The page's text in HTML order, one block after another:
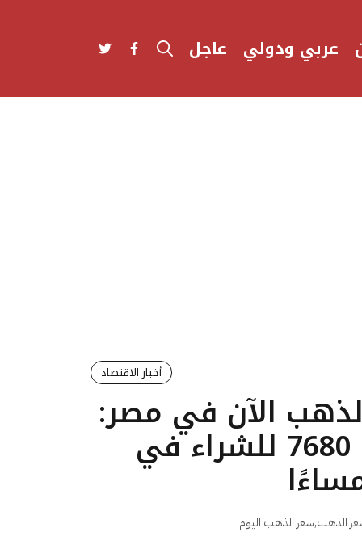
عربي ودولي عاجل
أخبار الاقتصاد
الآن في مصر:
عيار 24 يسجل 7680 للشراء في
الذهب,سعر الذهب اليوم